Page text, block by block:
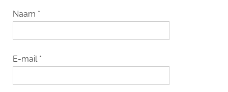
Naam *
E-mail *